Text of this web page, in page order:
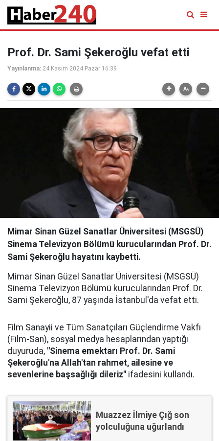
Prof. Dr. Sami Şekeroğlu vefat etti
Yayınlanma: 24 Kasım 2024 Pazar 16:39
Mimar Sinan Güzel Sanatlar Üniversitesi (MSGSÜ)
Sinema Televizyon Bölümü kurucularından Prof. Dr.
Sami Şekeroğlu hayatını kaybetti.
Mimar Sinan Güzel Sanatlar Üniversitesi (MSGSÜ)
Sinema Televizyon Bölümü kurucularından Prof. Dr.
Sami Şekeroğlu, 87 yaşında İstanbul'da vefat etti.
Film Sanayii ve Tüm Sanatçıları Güçlendirme Vakfı
(Film-San), sosyal medya hesaplarından yaptığı
duyuruda, "Sinema emektarı Prof. Dr. Sami
Şekeroğlu'na Allah'tan rahmet, ailesine ve
sevenlerine başsağlığı dileriz" ifadesini kullandı.
Muazzez İlmiye Çığ son
yolculuğuna uğurlandı